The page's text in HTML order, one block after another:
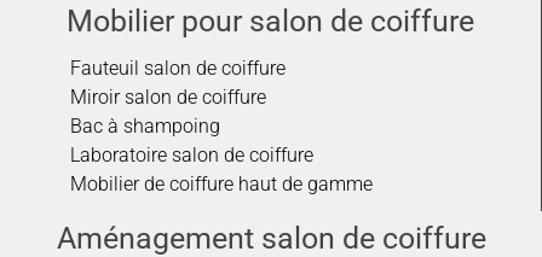
Mobilier pour salon de coiffure
Fauteuil salon de coiffure
Miroir salon de coiffure
Bac à shampoing
Laboratoire salon de coiffure
Mobilier de coiffure haut de gamme
Aménagement salon de coiffure